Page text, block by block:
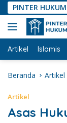
Langsung
ke
konten
PINTER HUKUM
Artikel Islamis
Beranda Artikel
Artikel
Asas